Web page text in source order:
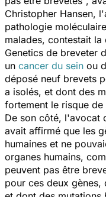
Christopher Hansen,
pathologie
malades, contestait
Genetics de breveter
un cancer du sein ou
déposé neuf brevets
a isolés, et dont des
fortement le risque
De son côté, l'avocat
avait affirmé que les
humaines et ne
organes humains,
peuvent pas être
pour ces deux gènes,